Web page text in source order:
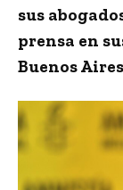
sus
prensa en
Buenos